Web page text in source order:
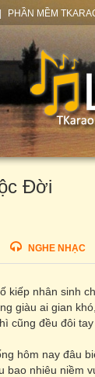
PHẦN MỀM
Đời
NGHE NHẠC
kiếp nhân sinh
giàu ai gian
cũng đều đôi tay
hôm nay đâu
bao nhiêu niềm